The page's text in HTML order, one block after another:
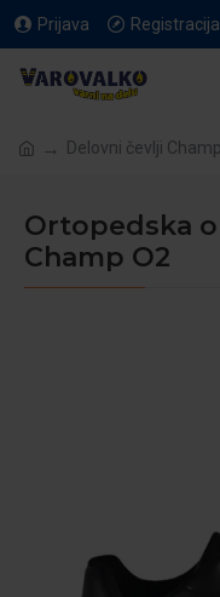
Prijava Registracija
Delovni čevlji
Ortopedska
Champ O2